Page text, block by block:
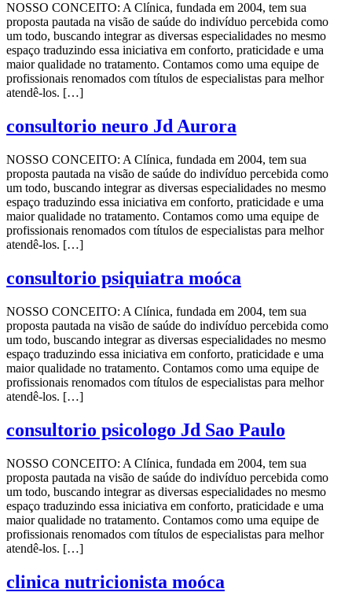
NOSSO CONCEITO: A Clínica, fundada em 2004, tem sua
proposta pautada na visão de saúde do indivíduo percebida como
um todo, buscando integrar as diversas especialidades no mesmo
espaço traduzindo essa iniciativa em conforto, praticidade e uma
maior qualidade no tratamento. Contamos como uma equipe de
profissionais renomados com títulos de especialistas para melhor
atendê-los. […]
consultorio neuro Jd Aurora
NOSSO CONCEITO: A Clínica, fundada em 2004, tem sua
proposta pautada na visão de saúde do indivíduo percebida como
um todo, buscando integrar as diversas especialidades no mesmo
espaço traduzindo essa iniciativa em conforto, praticidade e uma
maior qualidade no tratamento. Contamos como uma equipe de
profissionais renomados com títulos de especialistas para melhor
atendê-los. […]
consultorio psiquiatra moóca
NOSSO CONCEITO: A Clínica, fundada em 2004, tem sua
proposta pautada na visão de saúde do indivíduo percebida como
um todo, buscando integrar as diversas especialidades no mesmo
espaço traduzindo essa iniciativa em conforto, praticidade e uma
maior qualidade no tratamento. Contamos como uma equipe de
profissionais renomados com títulos de especialistas para melhor
atendê-los. […]
consultorio psicologo Jd Sao Paulo
NOSSO CONCEITO: A Clínica, fundada em 2004, tem sua
proposta pautada na visão de saúde do indivíduo percebida como
um todo, buscando integrar as diversas especialidades no mesmo
espaço traduzindo essa iniciativa em conforto, praticidade e uma
maior qualidade no tratamento. Contamos como uma equipe de
profissionais renomados com títulos de especialistas para melhor
atendê-los. […]
clinica nutricionista moóca